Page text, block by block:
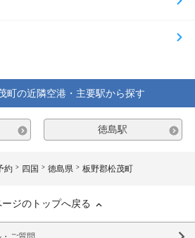
町の近隣空港・主要駅から探す
徳島駅
約 四国 徳島県 板野郡松茂町
ージのトップへ戻る